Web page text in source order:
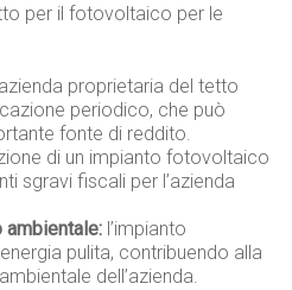
per il fotovoltaico per le
proprietaria del tetto
periodico, che può
fonte di reddito.
di un impianto fotovoltaico
sgravi fiscali per l’azienda
ambientale: l’impianto
pulita, contribuendo alla
dell’azienda.